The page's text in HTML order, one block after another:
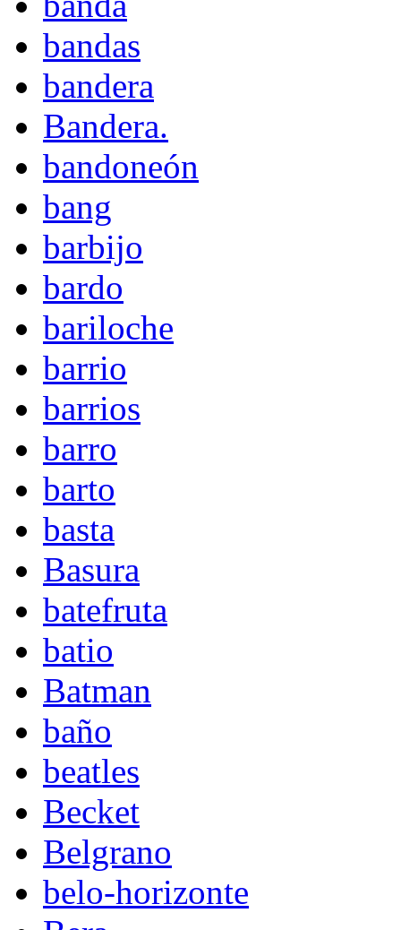
bandas
bandera
Bandera.
bandoneón
bang
barbijo
bardo
bariloche
barrio
barrios
barro
barto
basta
Basura
batefruta
batio
Batman
baño
beatles
Becket
Belgrano
belo-horizonte